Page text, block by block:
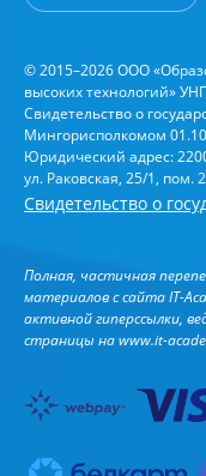
© 2015–2026 ООО
высоких технологий»
Свидетельство о
Мингорисполкомом
Юридический адрес:
ул. Раковская, 25/1, пом.
Свидетельство о
Полная, частичная
материалов с сайта IT-
активной гиперссылки,
страницы наwww.it-